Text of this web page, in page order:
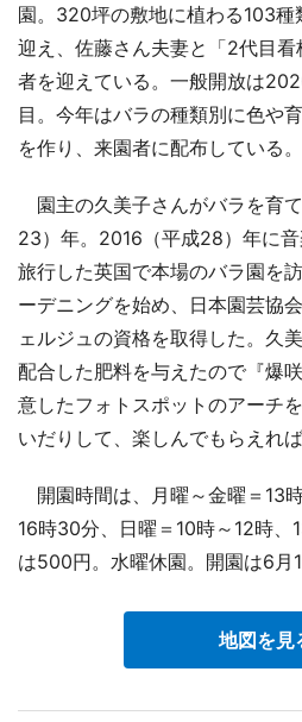
園。320坪の敷地に植わる103種
迎え、佐藤さん夫妻と「2代目
者を迎えている。一般開放は
目。今年はバラの種類別に色や
を作り、来園者に配布している。
園主の久美子さんがバラを育
23）年。2016（平成28）年に
旅行した英国で本場のバラ園を
ーデニングを始め、日本園芸協
ェルジュの資格を取得した。久
配合した肥料を与えたので『爆
意したフォトスポットのアーチ
いだりして、楽しんでもらえれば
開園時間は、月曜～金曜＝13
16時30分、日曜＝10時～12時
は500円。水曜休園。開園は6月
地図を見